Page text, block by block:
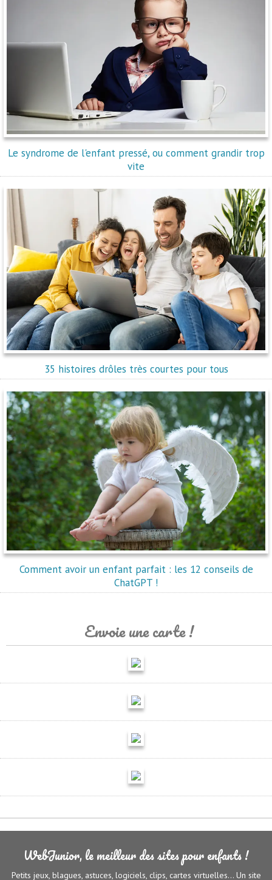
Le syndrome de l'enfant pressé, ou comment grandir trop
vite
35 histoires drôles très courtes pour tous
Comment avoir un enfant parfait : les 12 conseils de
ChatGPT !
Envoie une carte !
WebJunior, le meilleur des sites pour enfants !
Petits jeux, blagues, astuces, logiciels, clips, cartes virtuelles... Un site